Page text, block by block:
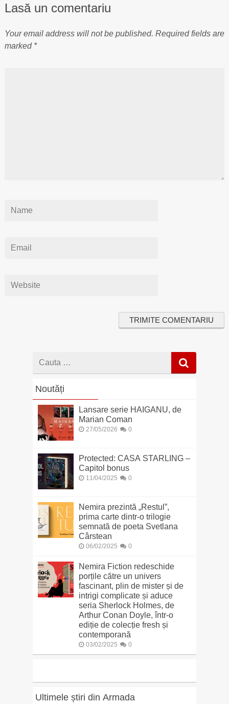
Lasă un comentariu
Your email address will not be published. Required fields are
marked *
Cauta
Noutăți
Lansare serie HAIGANU, de
Marian Coman
27/05/2026 0
Protected: CASA STARLING –
Capitol bonus
11/04/2025 0
Nemira prezintă „Restul”,
prima carte dintr-o trilogie
semnată de poeta Svetlana
Cârstean
06/02/2025 0
Nemira Fiction redeschide
porțile către un univers
fascinant, plin de mister și de
intrigi complicate și aduce
seria Sherlock Holmes, de
Arthur Conan Doyle, într-o
ediție de colecție fresh și
contemporană
03/02/2025 0
Ultimele știri din Armada